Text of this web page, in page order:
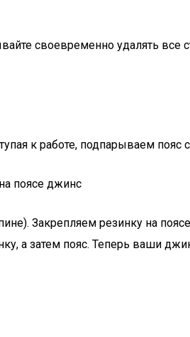
своевременно удалять все
к работе, подпарываем пояс
Закрепляем резинку на
а затем пояс. Теперь ваши